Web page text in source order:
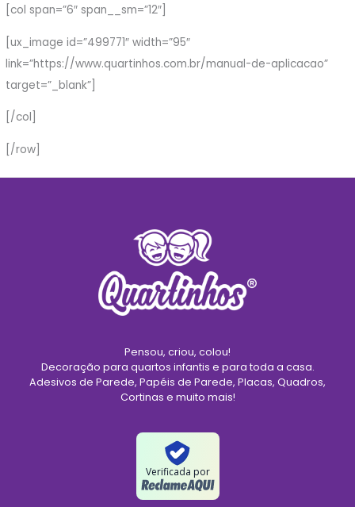
[col span=”6″ span__sm=”12″]
[ux_image id=”499771″ width=”95″
link=”https://www.quartinhos.com.br/manual-de-aplicacao”
target=”_blank”]
[/col]
[/row]
Pensou, criou, colou!
Decoração para quartos infantis e para toda a casa.
Adesivos de Parede, Papéis de Parede, Placas, Quadros,
Cortinas e muito mais!
Verificada por